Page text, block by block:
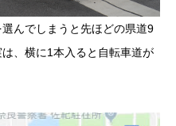
んでしまうと先ほどの県道9
、横に1本入ると自転車道が